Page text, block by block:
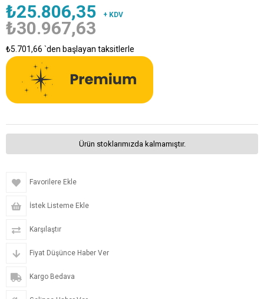
₺25.806,35 + KDV
₺30.967,63
₺5.701,66 `den başlayan taksitlerle
Ürün stoklarımızda kalmamıştır.
Favorilere Ekle
İstek Listeme Ekle
Karşılaştır
Fiyat Düşünce Haber Ver
Kargo Bedava